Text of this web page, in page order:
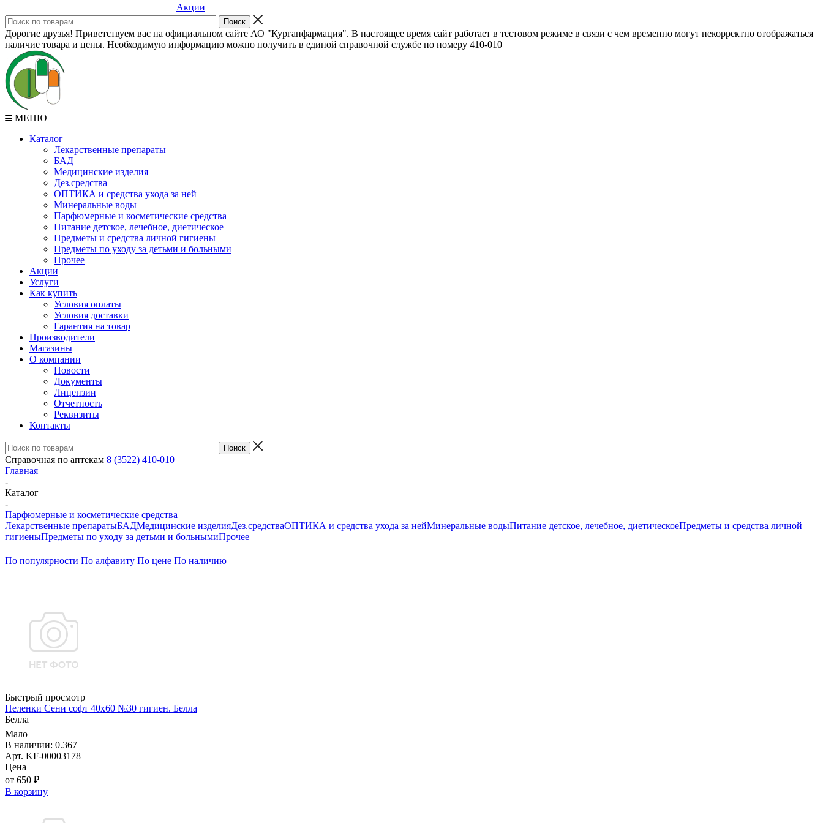
Акции
Дорогие друзья! Приветствуем вас на официальном сайте АО "Курганфармация". В настоящее время сайт работает в тестовом режиме в связи с чем временно могут некорректно отображаться
наличие товара и цены. Необходимую информацию можно получить в единой справочной службе по номеру 410-010
МЕНЮ
Каталог
Лекарственные препараты
БАД
Медицинские изделия
Дез.средства
ОПТИКА и средства ухода за ней
Минеральные воды
Парфюмерные и косметические средства
Питание детское, лечебное, диетическое
Предметы и средства личной гигиены
Предметы по уходу за детьми и больными
Прочее
Акции
Услуги
Как купить
Условия оплаты
Условия доставки
Гарантия на товар
Производители
Магазины
О компании
Новости
Документы
Лицензии
Отчетность
Реквизиты
Контакты
Справочная по аптекам 8 (3522) 410-010
Главная
-
Каталог
-
Парфюмерные и косметические средства
Лекарственные препаратыБАДМедицинские изделияДез.средстваОПТИКА и средства ухода за нейМинеральные водыПитание детское, лечебное, диетическоеПредметы и средства личной
гигиеныПредметы по уходу за детьми и больнымиПрочее
По популярности По алфавиту По цене По наличию
Быстрый просмотр
Пеленки Сени софт 40х60 №30 гигиен. Белла
Белла
Мало
В наличии: 0.367
Арт. KF-00003178
Цена
от 650 ₽
В корзину